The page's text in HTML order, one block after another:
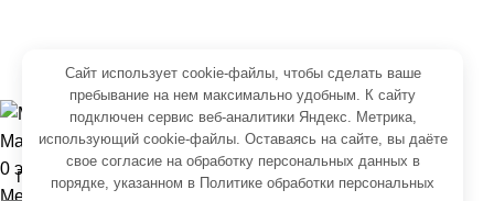
Политика обработки персональных данных
Магазин
0 элементов Корзина
Меню
Сайт использует cookie-файлы, чтобы сделать ваше
пребывание на нем максимально удобным. К cайту
подключен сервис веб-аналитики Яндекс. Метрика,
использующий cookie-файлы. Оставаясь на сайте, вы даёте
свое согласие на обработку персональных данных в
порядке, указанном в Политике обработки персональных